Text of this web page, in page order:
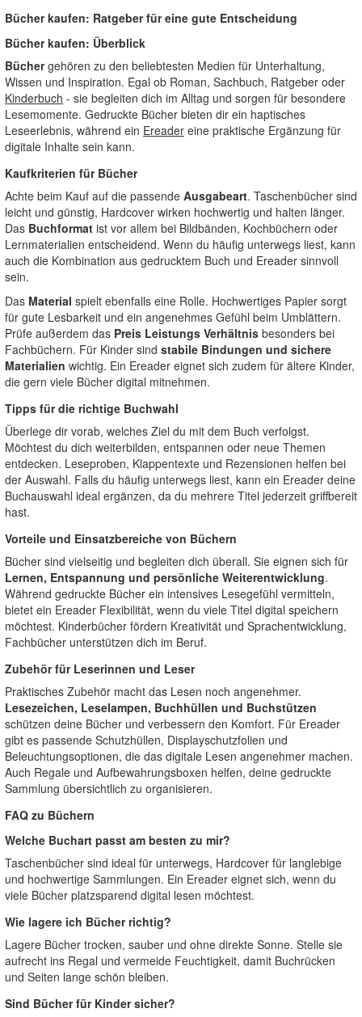
Bücher kaufen: Ratgeber für eine gute Entscheidung
Bücher kaufen: Überblick
Büchergehören zu den beliebtesten Medien für Unterhaltung,
Wissen und Inspiration. Egal ob Roman, Sachbuch, Ratgeber oder
Kinderbuch - sie begleiten dich im Alltag und sorgen für besondere
Lesemomente. Gedruckte Bücher bieten dir ein haptisches
Leseerlebnis, während ein Ereader eine praktische Ergänzung für
digitale Inhalte sein kann.
Kaufkriterien für Bücher
Achte beim Kauf auf die passende Ausgabeart. Taschenbücher sind
leicht und günstig, Hardcover wirken hochwertig und halten länger.
Das Buchformat ist vor allem bei Bildbänden, Kochbüchern oder
Lernmaterialien entscheidend. Wenn du häufig unterwegs liest, kann
auch die Kombination aus gedrucktem Buch und Ereader sinnvoll
sein.
Das Material spielt ebenfalls eine Rolle. Hochwertiges Papier sorgt
für gute Lesbarkeit und ein angenehmes Gefühl beim Umblättern.
Prüfe außerdem das Preis Leistungs Verhältnis besonders bei
Fachbüchern. Für Kinder sind stabile Bindungen und sichere
Materialien wichtig. Ein Ereader eignet sich zudem für ältere Kinder,
die gern viele Bücher digital mitnehmen.
Tipps für die richtige Buchwahl
Überlege dir vorab, welches Ziel du mit dem Buch verfolgst.
Möchtest du dich weiterbilden, entspannen oder neue Themen
entdecken. Leseproben, Klappentexte und Rezensionen helfen bei
der Auswahl. Falls du häufig unterwegs liest, kann ein Ereader deine
Buchauswahl ideal ergänzen, da du mehrere Titel jederzeit griffbereit
hast.
Vorteile und Einsatzbereiche von Büchern
Bücher sind vielseitig und begleiten dich überall. Sie eignen sich für
Lernen, Entspannung und persönliche Weiterentwicklung.
Während gedruckte Bücher ein intensives Lesegefühl vermitteln,
bietet ein Ereader Flexibilität, wenn du viele Titel digital speichern
möchtest. Kinderbücher fördern Kreativität und Sprachentwicklung,
Fachbücher unterstützen dich im Beruf.
Zubehör für Leserinnen und Leser
Praktisches Zubehör macht das Lesen noch angenehmer.
Lesezeichen, Leselampen, Buchhüllen und Buchstützen
schützen deine Bücher und verbessern den Komfort. Für Ereader
gibt es passende Schutzhüllen, Displayschutzfolien und
Beleuchtungsoptionen, die das digitale Lesen angenehmer machen.
Auch Regale und Aufbewahrungsboxen helfen, deine gedruckte
Sammlung übersichtlich zu organisieren.
FAQ zu Büchern
Welche Buchart passt am besten zu mir?
Taschenbücher sind ideal für unterwegs, Hardcover für langlebige
und hochwertige Sammlungen. Ein Ereader eignet sich, wenn du
viele Bücher platzsparend digital lesen möchtest.
Wie lagere ich Bücher richtig?
Lagere Bücher trocken, sauber und ohne direkte Sonne. Stelle sie
aufrecht ins Regal und vermeide Feuchtigkeit, damit Buchrücken
und Seiten lange schön bleiben.
Sind Bücher für Kinder sicher?